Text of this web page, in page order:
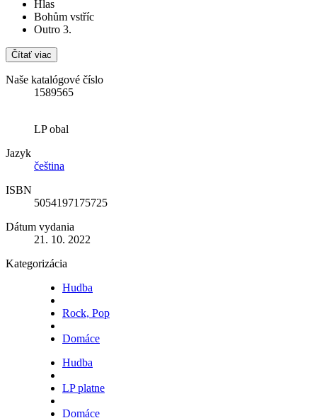
Hlas
Bohům vstříc
Outro 3.
Čítať viac
Naše katalógové číslo
1589565
LP obal
Jazyk
čeština
ISBN
5054197175725
Dátum vydania
21. 10. 2022
Kategorizácia
Hudba
Rock, Pop
Domáce
Hudba
LP platne
Domáce